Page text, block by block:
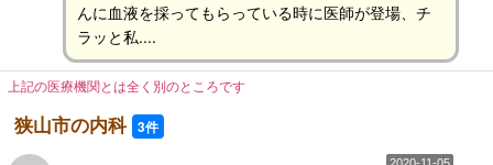
んに血液を採ってもらっている時に医師が登場、チ
ラッと私....
上記の医療機関とは全く別のところです
狭山市の内科 3件